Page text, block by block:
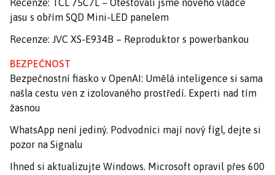
Recenze: TCL 75C7L – Otestovali jsme nového vládce
jasu s obřím SQD Mini-LED panelem
Recenze: JVC XS-E934B – Reproduktor s powerbankou
BEZPEČNOST
Bezpečnostní fiasko v OpenAI: Umělá inteligence si sama
našla cestu ven z izolovaného prostředí. Experti nad tím
žasnou
WhatsApp není jediný. Podvodníci mají nový fígl, dejte si
pozor na Signalu
Ihned si aktualizujte Windows. Microsoft opravil přes 600